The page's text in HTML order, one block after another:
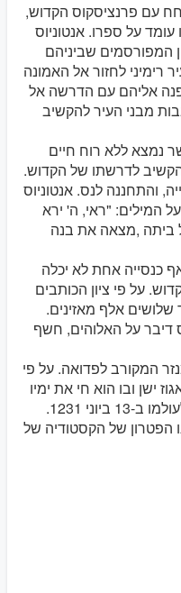
עם פרנציסקוס הקדוש,
על ספרו. אנטוניוס
המפורסמים שביניהם
רימיני לחזור אל האמונה
אליהם עם הדרשה אל
מבני העיר להקשיב
נמצא ללא רוח חיים
לדרשתו של הקדוש.
והתחננה לנס. אנטוניוס
המילים: "ראי, ה' ירא
ביתה ,מצאה את בנה
כנסייה אחת לא יכלה
על פי ציון הכותבים
שלושים אלף מאזינים.
דיבר על האלוהים, חשף
המקורב לפדואה. על פי
ישן ובו הוא חי את ימיו
1231.
הפטרון של הקסטודיה של